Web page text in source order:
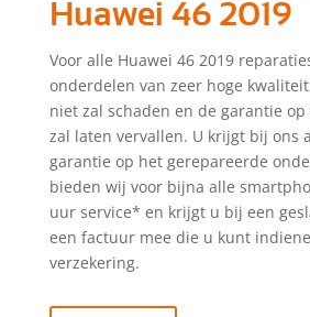
Huawei 46 2019
Voor alle Huawei 46 2019
onderdelen van zeer hoge
niet zal schaden en de garantie
zal laten vervallen. U krijgt bij ons
garantie op het gerepareerde
bieden wij voor bijna alle
uur service* en krijgt u bij een
een factuur mee die u kunt
verzekering.